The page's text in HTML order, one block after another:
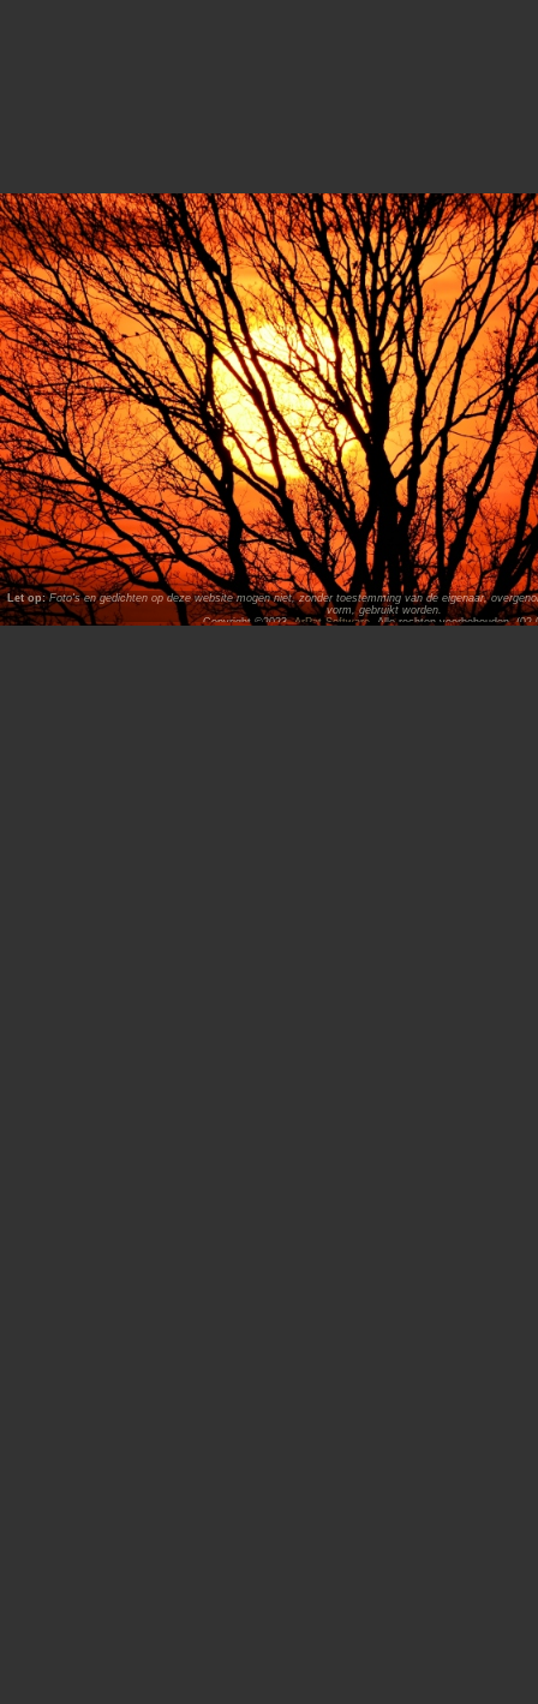
Let op: Foto's en gedichten op deze website mogen niet, zonder toestemming van de eigenaar,
vorm, gebruikt worden.
Copyright ©2023,ArPat Software. Alle rechten voorbehouden.